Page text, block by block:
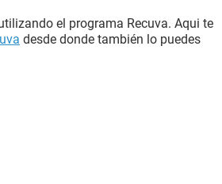
el programa Recuva. Aqui te
desde donde también lo puedes